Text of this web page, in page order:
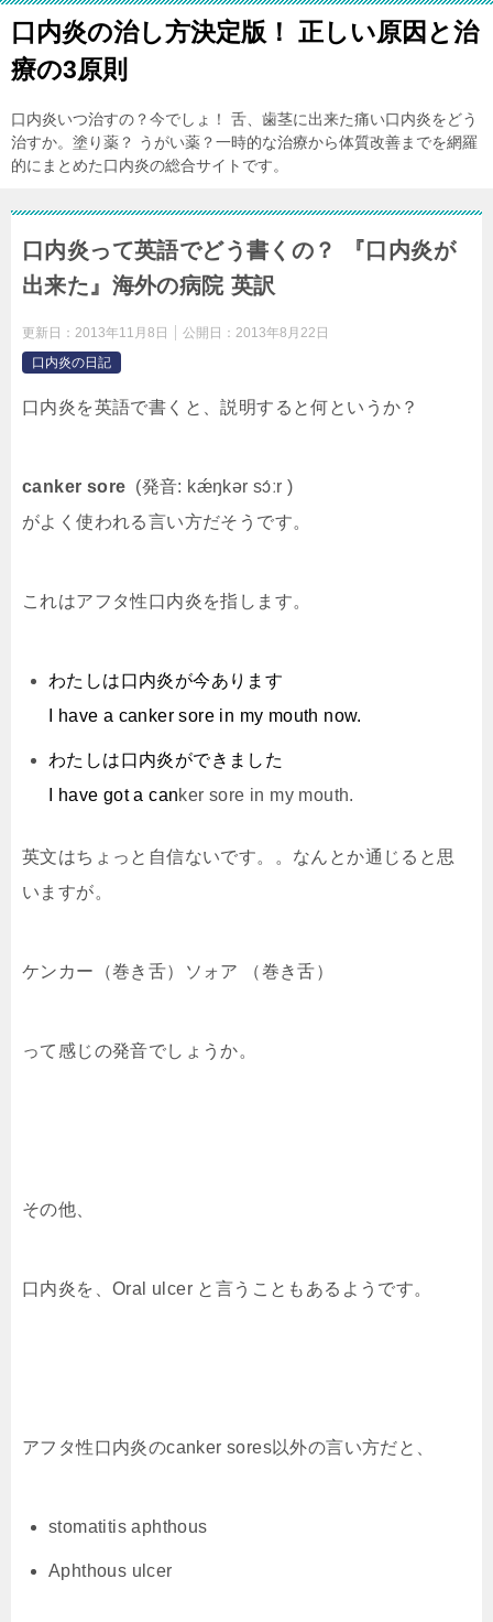
口内炎の治し方決定版！ 正しい原因と治
療の3原則
口内炎いつ治すの？今でしょ！ 舌、歯茎に出来た痛い口内炎をどう
治すか。塗り薬？ うがい薬？一時的な治療から体質改善までを網羅
的にまとめた口内炎の総合サイトです。
口内炎って英語でどう書くの？ 『口内炎が
出来た』海外の病院 英訳
更新日： 2013年11月8日 公開日： 2013年8月22日
口内炎の日記
口内炎を英語で書くと、説明すると何というか？
canker sore (発音: kǽŋkər sɔ́ːr )
がよく使われる言い方だそうです。
これはアフタ性口内炎を指します。
わたしは口内炎が今あります
I have a canker sore in my mouth now.
わたしは口内炎ができました
I have got a canker sore in my mouth.
英文はちょっと自信ないです。。なんとか通じると思
いますが。
ケンカー（巻き舌）ソォア （巻き舌）
って感じの発音でしょうか。
その他、
口内炎を、Oral ulcer と言うこともあるようです。
アフタ性口内炎のcanker sores以外の言い方だと、
stomatitis aphthous
Aphthous ulcer